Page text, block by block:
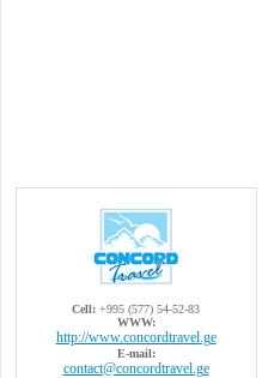
Cell: +995 (577) 54-52-83
WWW:
http://www.concordtravel.ge
E-mail:
contact@concordtravel.ge